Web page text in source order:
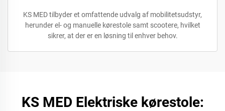
KS MED tilbyder et omfattende udvalg af mobilitetsudstyr,
herunder el- og manuelle kørestole samt scootere, hvilket
sikrer, at der er en løsning til enhver behov.
KS MED Elektriske kørestole: